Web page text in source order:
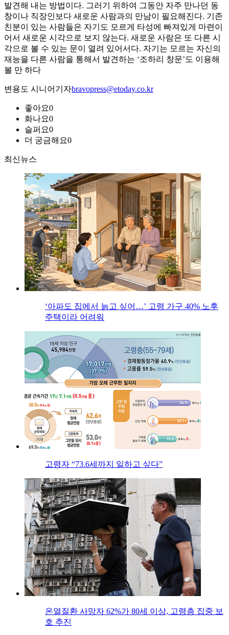
발견해 내는 방법이다. 그러기 위하여 그동안 자주 만나던 동
창이나 직장인보다 새로운 사람과의 만남이 필요해진다. 기존
친분이 있는 사람들은 자기도 모르게 타성에 빠져있게 마련이
어서 새로운 시각으로 보지 않는다. 새로운 사람은 또 다른 시
각으로 볼 수 있는 문이 열려 있어서다. 자기는 모르는 자신의
재능을 다른 사람을 통해서 발견하는 ‘조하리 창문’도 이용해
볼 만 하다
변용도 시니어기자bravopress@etoday.co.kr
좋아요0
화나요0
슬퍼요0
더 궁금해요0
최신뉴스
‘아파도 집에서 늙고 싶어…’ 고령 가구 40% 노후
주택이라 어려워
고령자 “73.6세까지 일하고 싶다”
온열질환 사망자 62%가 80세 이상, 고령층 집중 보
호 추진